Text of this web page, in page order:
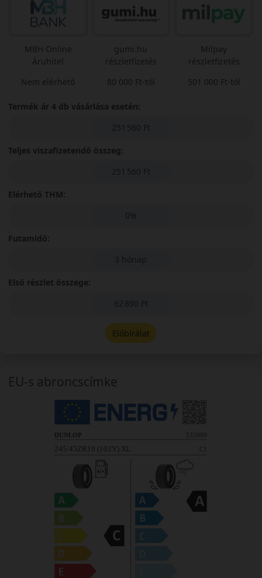
MBH Online
Áruhitel
Nem elérhető
gumi.hu
részletfizetés
80 000 Ft-tól
Milpay
részletfizetés
501 000 Ft-tól
Termék ár 4 db vásárlása esetén:
251 560 Ft
Teljes viszafizetendő összeg:
251 560 Ft
Elérhető THM:
0%
Futamidő:
3 hónap
Első részlet összege:
62 890 Ft
Előbírálat
EU-s abroncscímke